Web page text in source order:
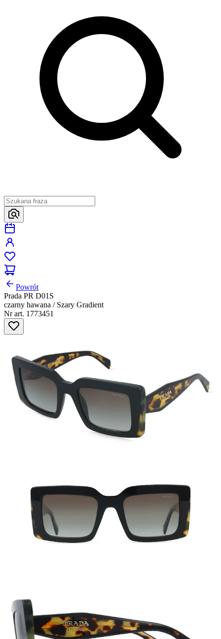
Powrót
Prada PR D01S
czarny hawana / Szary Gradient
Nr art. 1773451